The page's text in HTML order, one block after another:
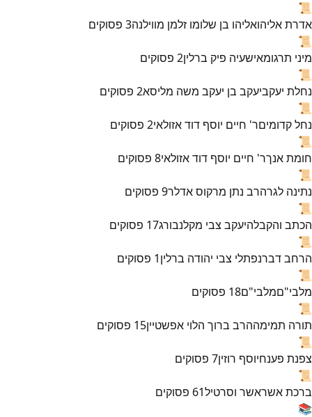
📜
אדרת אליהואליהו בן שלומו זלמן מווילנה3 פסוקים
📜
מיני תרגומאישעיה פיק ברלין2 פסוקים
📜
נחלת יעקביעקב בן יעקב משה מליסא2 פסוקים
📜
נחל קדומיםר' חיים יוסף דוד אזולאי2 פסוקים
📜
חומת אנךר' חיים יוסף דוד אזולאי8 פסוקים
📜
נתינה לגרהרב נתן מרקוס אדלר9 פסוקים
📜
הכתב והקבלהיעקב צבי מקלנבורג17 פסוקים
📜
הרחב דברנפתלי צבי יהודה ברלין1 פסוקים
📜
מלבי"םמלבי"ם18 פסוקים
📜
תורה תמימההרב ברוך הלוי אפשטיין15 פסוקים
📜
צפנת פענחיוסף רוזין7 פסוקים
📜
ברכת אשראשר וסרטיל61 פסוקים
📚